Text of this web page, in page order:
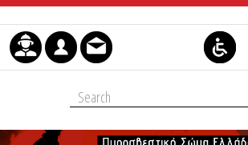
Μετάβαση στο περιεχόμενο